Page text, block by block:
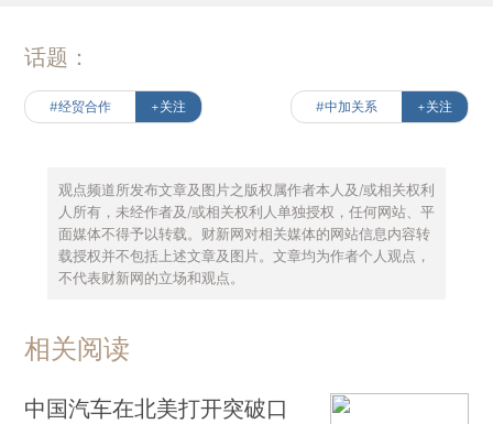
话题：
#经贸合作 +关注 #中加关系 +关注
观点频道所发布文章及图片之版权属作者本人及/或相关权利
人所有，未经作者及/或相关权利人单独授权，任何网站、平
面媒体不得予以转载。财新网对相关媒体的网站信息内容转
载授权并不包括上述文章及图片。文章均为作者个人观点，
不代表财新网的立场和观点。
相关阅读
中国汽车在北美打开突破口